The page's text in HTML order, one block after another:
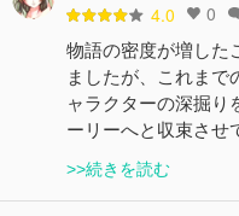
4.0 0
物語の密度が増した
ましたが、これまで
ャラクターの深掘り
ーリーへと収束さ
>>続きを読む